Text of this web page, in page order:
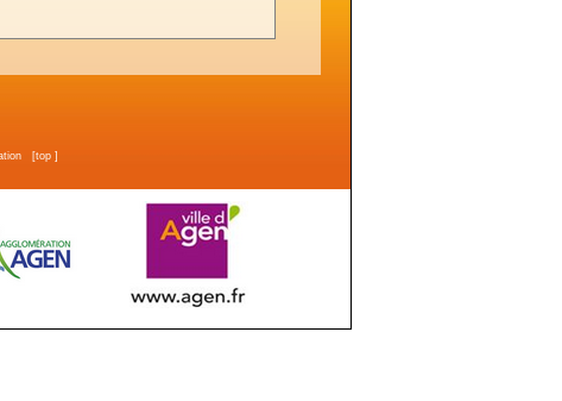
[top ]